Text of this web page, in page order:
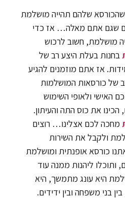
שהכורסא שלהם תהייה מושלמת
שגם אתם מאלה… אז כדי
מושלמת, חשוב לרכוש
בחנות בעלת היצע רב של
אז אתם מוזמנים להגיע
של כורסאות המושלמות
האישי ולאופי השימוש
את כוס התה והעיתון.
מחכה לכם אצלינו… רוצים
ולקבל את השירות
כורסא אופנתית ומושלמת
ותוכלו ליהנות ממנה עוד
היא עונג מתמשך, היא
בני משפחה ובין ידידים.